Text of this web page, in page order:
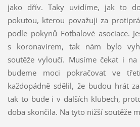
jako dřív. Taky uvidíme, jak to
pokutou, kterou považuji za
podle pokynů Fotbalové asociace.
s koronavirem, tak nám bylo
soutěže vyloučí. Musíme čekat i
budeme moci pokračovat ve
každopádně sdělil, že budou hrát
tak to bude i v dalších klubech,
doba skončila. Na tyto nižší soutěže